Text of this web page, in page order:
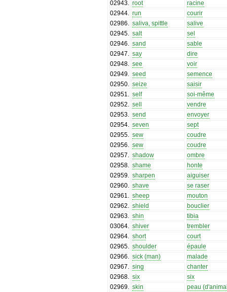
02943 root
racine
02944
run
courir
02986
saliva, spittle
salive
02945
salt
sel
02946
sand
sable
02947
say
dire
02948
see
voir
02949
seed
semence
02950
seize
saisir
02951
self
soi-même
02952
sell
vendre
02953
send
envoyer
02954
seven
sept
02955
sew
coudre
02956
sew
coudre
02957
shadow
ombre
02958
shame
honte
02959
sharpen
aiguiser
02960
shave
se raser
02961
sheep
mouton
02962
shield
bouclier
02963
shin
tibia
03064
shiver
trembler
02964
short
court
02965
shoulder
épaule
02966
sick (man)
malade
02967
sing
chanter
02968
six
six
02969
skin
peau